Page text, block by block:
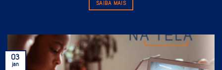
SAIBA MAIS
03
jan